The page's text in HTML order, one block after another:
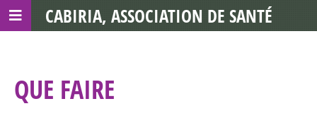
QUE FAIRE
CABIRIA, ASSOCIATION DE SANTÉ